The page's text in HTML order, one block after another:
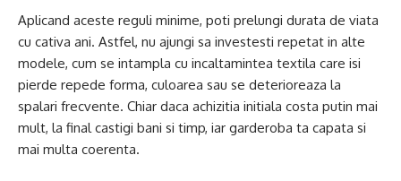
Aplicand aceste reguli minime, poti prelungi durata de viata
cu cativa ani. Astfel, nu ajungi sa investesti repetat in alte
modele, cum se intampla cu incaltamintea textila care isi
pierde repede forma, culoarea sau se deterioreaza la
spalari frecvente. Chiar daca achizitia initiala costa putin mai
mult, la final castigi bani si timp, iar garderoba ta capata si
mai multa coerenta.